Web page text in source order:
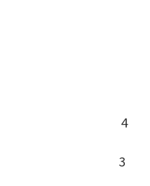
4
3